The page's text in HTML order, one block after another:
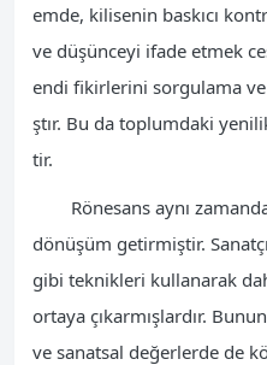
emde, kilisenin baskıcı
ve düşünceyi ifade etmek
endi fikirlerini sorgulama
ştır. Bu da toplumdaki
tir.
Rönesans aynı
dönüşüm getirmiştir.
gibi teknikleri kullanarak
ortaya çıkarmışlardır.
ve sanatsal değerlerde de